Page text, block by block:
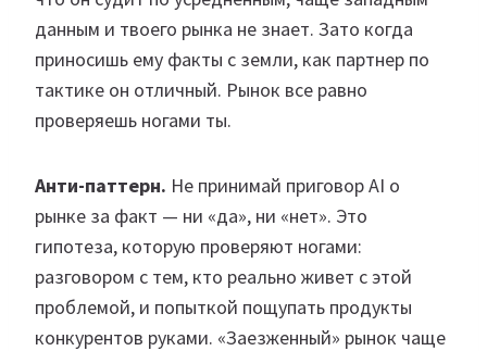
данным и твоего рынка не знает. Зато когда
приносишь ему факты с земли, как партнер по
тактике он отличный. Рынок все равно
проверяешь ногами ты.
Анти-паттерн. Не принимай приговор AI о
рынке за факт — ни «да», ни «нет». Это
гипотеза, которую проверяют ногами:
разговором с тем, кто реально живет с этой
проблемой, и попыткой пощупать продукты
конкурентов руками. «Заезженный» рынок чаще